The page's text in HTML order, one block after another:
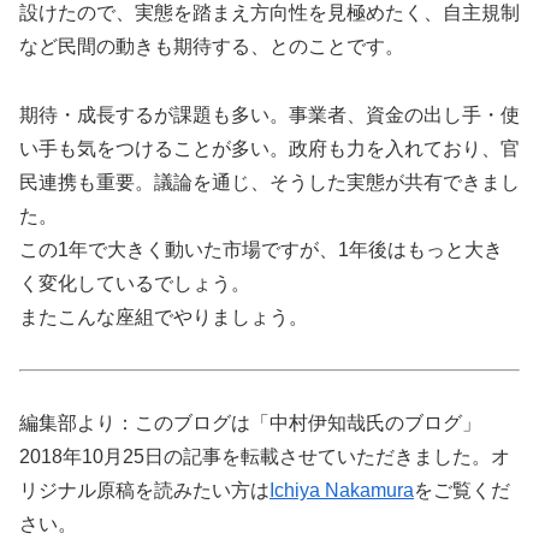
設けたので、実態を踏まえ方向性を見極めたく、自主規制
など民間の動きも期待する、とのことです。
期待・成長するが課題も多い。事業者、資金の出し手・使
い手も気をつけることが多い。政府も力を入れており、官
民連携も重要。議論を通じ、そうした実態が共有できまし
た。
この1年で大きく動いた市場ですが、1年後はもっと大き
く変化しているでしょう。
またこんな座組でやりましょう。
編集部より：このブログは「中村伊知哉氏のブログ」
2018年10月25日の記事を転載させていただきました。オ
リジナル原稿を読みたい方は Ichiya Nakamuraをご覧くだ
さい。